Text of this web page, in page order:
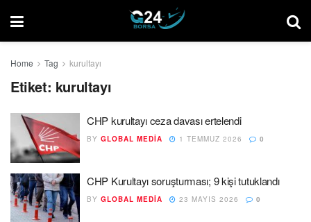
Home Tag kurultayı
Etiket: kurultayı
CHP kurultayı ceza davası ertelendi
BY GLOBAL MEDIA 1 TEMMUZ 2026 0
CHP Kurultayı soruşturması; 9 kişi tutuklandı
BY GLOBAL MEDIA 23 MAYIS 2026 0